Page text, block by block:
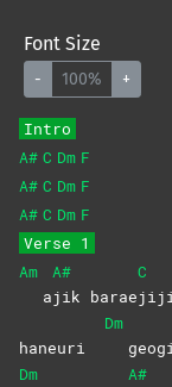
Font Size
- 100% +
Intro
A# C Dm F
A# C Dm F
A# C Dm F
Verse 1
Am
a
A#
jik barae
C
haneuri
Dm
Dm
A#